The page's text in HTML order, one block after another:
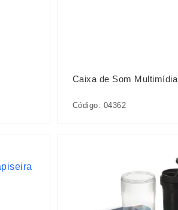
Caixa de Som Multimídia
Código: 04362